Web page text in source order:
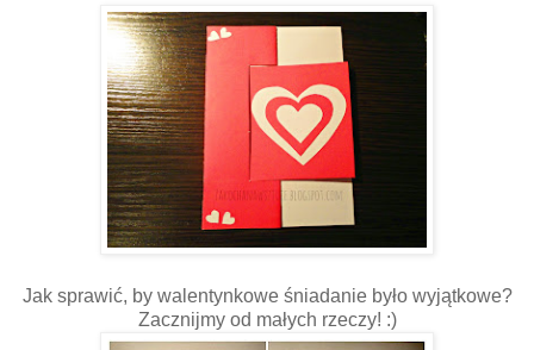
Jak sprawić, by walentynkowe śniadanie było wyjątkowe?
Zacznijmy od małych rzeczy! :)